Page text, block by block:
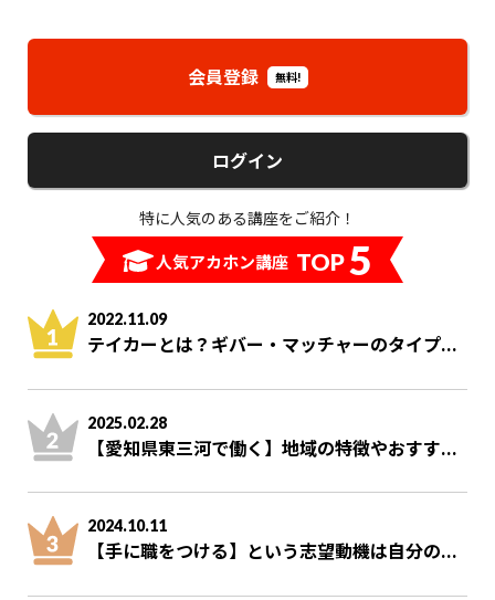
会員登録 無料!
ログイン
特に人気のある講座をご紹介！
人気アカホン講座 TOP5
2022.11.09
テイカーとは？ギバー・マッチャーのタイプ...
2025.02.28
【愛知県東三河で働く】地域の特徴やおすす...
2024.10.11
【手に職をつける】という志望動機は自分の...